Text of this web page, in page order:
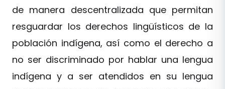
de manera descentralizada que permitan
resguardar los derechos lingüísticos de la
población indígena, así como el derecho a
no ser discriminado por hablar una lengua
indígena y a ser atendidos en su lengua